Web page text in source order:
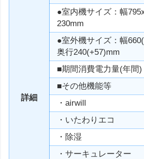
詳細
●室内機サイズ：幅
230mm
●室外機サイズ：幅
奥行240(+57)mm
■期間消費電力量(年間)
■その他機能等
・airwill
・いたわりエコ
・除湿
・サーキュレーター